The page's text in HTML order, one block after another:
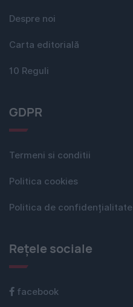
Despre noi
Carta editorială
10 Reguli
GDPR
Termeni si conditii
Politica cookies
Politica de confidențialitate
Rețele sociale
facebook